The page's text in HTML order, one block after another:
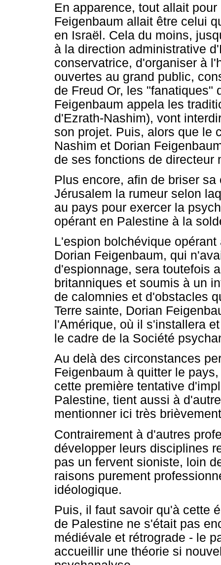
En apparence, tout allait
Feigenbaum allait être celui
en Israël. Cela du moins,
à la direction administrative
conservatrice, d'organiser à
ouvertes au grand public,
de Freud Or, les "fanatiques"
Feigenbaum appela les
d'Ezrath-Nashim), vont
son projet. Puis, alors que le
Nashim et Dorian
de ses fonctions de directeur
Plus encore, afin de briser
Jérusalem la rumeur selon
au pays pour exercer la
opérant en Palestine à la
L'espion bolchévique
Dorian Feigenbaum, qui
d'espionnage, sera toutefois
britanniques et soumis à un
de calomnies et d'obstacles
Terre sainte, Dorian
l'Amérique, où il s'installera
le cadre de la Société
Au delà des circonstances
Feigenbaum à quitter le
cette première tentative
Palestine, tient aussi à
mentionner ici très
Contrairement à d'autres
développer leurs disciplines
pas un fervent sioniste, loin
raisons purement
idéologique.
Puis, il faut savoir qu'à cette
de Palestine ne s'était pas
médiévale et rétrograde - le
accueillir une théorie si